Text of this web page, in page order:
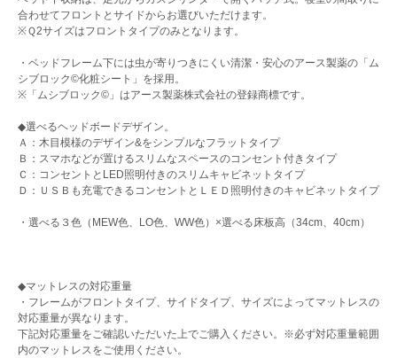
合わせてフロントとサイドからお選びいただけます。
※Ｑ2サイズはフロントタイプのみとなります。
・ベッドフレーム下には虫が寄りつきにくい清潔・安心のアース製薬の「ム
シブロック©化粧シート」を採用。
※「ムシブロック©」はアース製薬株式会社の登録商標です。
◆選べるヘッドボードデザイン。
Ａ：木目模様のデザイン&をシンプルなフラットタイプ
Ｂ：スマホなどが置けるスリムなスペースのコンセント付きタイプ
Ｃ：コンセントとLED照明付きのスリムキャビネットタイプ
Ｄ：ＵＳＢも充電できるコンセントとＬＥＤ照明付きのキャビネットタイプ
・選べる３色（MEW色、LO色、WW色）×選べる床板高（34cm、40cm）
◆マットレスの対応重量
・フレームがフロントタイプ、サイドタイプ、サイズによってマットレスの
対応重量が異なります。
下記対応重量をご確認いただいた上でご購入ください。※必ず対応重量範囲
内のマットレスをご使用ください。